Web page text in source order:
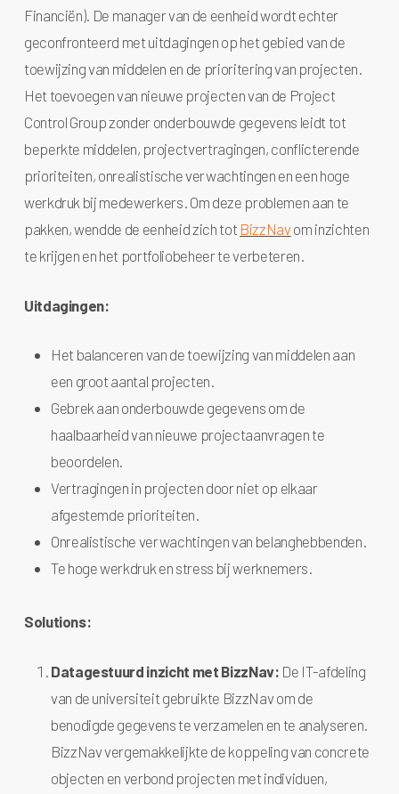
Financiën). De manager van de eenheid wordt echter
geconfronteerd met uitdagingen op het gebied van de
toewijzing van middelen en de prioritering van projecten.
Het toevoegen van nieuwe projecten van de Project
Control Group zonder onderbouwde gegevens leidt tot
beperkte middelen, projectvertragingen, conflicterende
prioriteiten, onrealistische verwachtingen en een hoge
werkdruk bij medewerkers. Om deze problemen aan te
pakken, wendde de eenheid zich tot BizzNavom inzichten
te krijgen en het portfoliobeheer te verbeteren.
Uitdagingen:
Het balanceren van de toewijzing van middelen aan
een groot aantal projecten.
Gebrek aan onderbouwde gegevens om de
haalbaarheid van nieuwe projectaanvragen te
beoordelen.
Vertragingen in projecten door niet op elkaar
afgestemde prioriteiten.
Onrealistische verwachtingen van belanghebbenden.
Te hoge werkdruk en stress bij werknemers.
Solutions:
Datagestuurd inzicht met BizzNav: De IT-afdeling
van de universiteit gebruikte BizzNav om de
benodigde gegevens te verzamelen en te analyseren.
BizzNav vergemakkelijkte de koppeling van concrete
objecten en verbond projecten met individuen,